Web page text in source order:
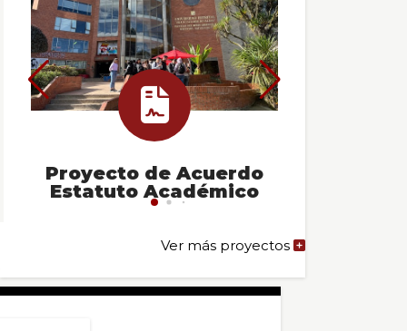
Proyecto de Acuerdo
Estatuto Académico
Ver más proyectos